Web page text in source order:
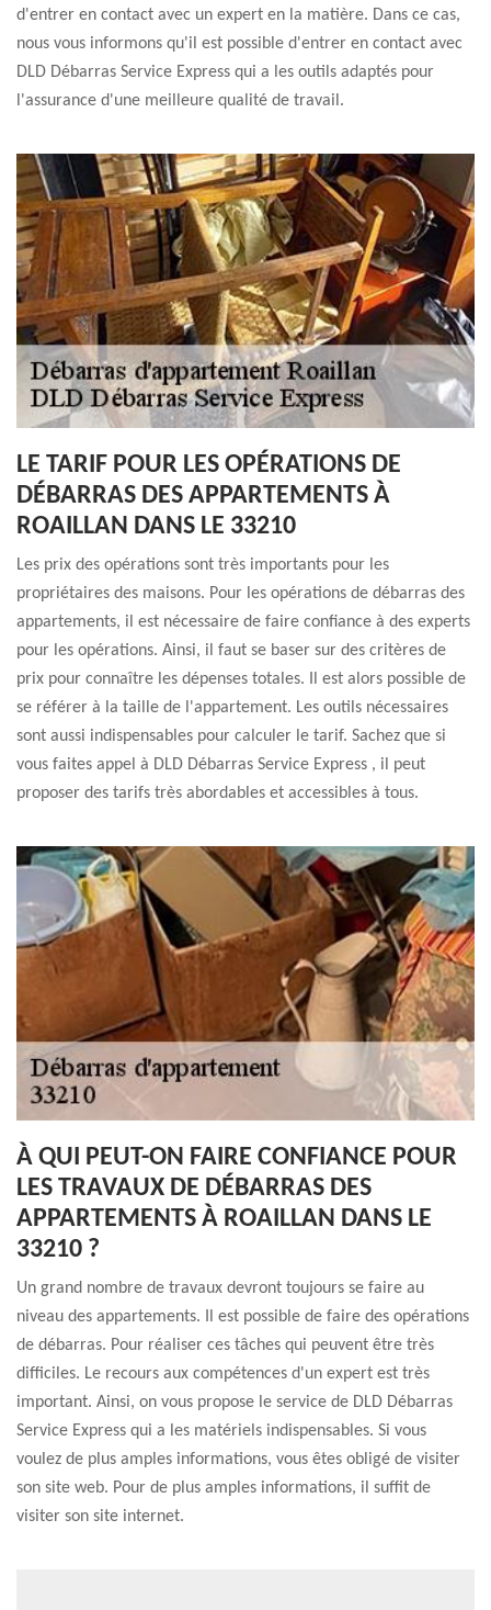
d'entrer en contact avec un expert en la matière. Dans ce cas,
nous vous informons qu'il est possible d'entrer en contact avec
DLD Débarras Service Express qui a les outils adaptés pour
l'assurance d'une meilleure qualité de travail.
LE TARIF POUR LES OPÉRATIONS DE
DÉBARRAS DES APPARTEMENTS À
ROAILLAN DANS LE 33210
Les prix des opérations sont très importants pour les
propriétaires des maisons. Pour les opérations de débarras des
appartements, il est nécessaire de faire confiance à des experts
pour les opérations. Ainsi, il faut se baser sur des critères de
prix pour connaître les dépenses totales. Il est alors possible de
se référer à la taille de l'appartement. Les outils nécessaires
sont aussi indispensables pour calculer le tarif. Sachez que si
vous faites appel à DLD Débarras Service Express , il peut
proposer des tarifs très abordables et accessibles à tous.
À QUI PEUT-ON FAIRE CONFIANCE POUR
LES TRAVAUX DE DÉBARRAS DES
APPARTEMENTS À ROAILLAN DANS LE
33210 ?
Un grand nombre de travaux devront toujours se faire au
niveau des appartements. Il est possible de faire des opérations
de débarras. Pour réaliser ces tâches qui peuvent être très
difficiles. Le recours aux compétences d'un expert est très
important. Ainsi, on vous propose le service de DLD Débarras
Service Express qui a les matériels indispensables. Si vous
voulez de plus amples informations, vous êtes obligé de visiter
son site web. Pour de plus amples informations, il suffit de
visiter son site internet.